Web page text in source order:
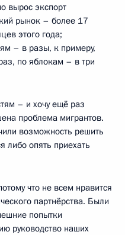
вырос экспорт
рынок – более 17
этого года;
– в разы, к примеру,
по яблокам – в три
– и хочу ещё раз
проблема мигрантов.
возможность решить
либо опять приехать
что не всем нравится
партнёрства. Были
попытки
руководство наших